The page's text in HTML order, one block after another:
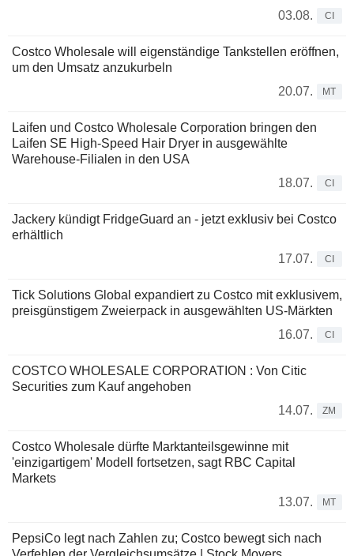
03.08.
CI
Costco Wholesale will eigenständige Tankstellen eröffnen,
um den Umsatz anzukurbeln
20.07.
MT
Laifen und Costco Wholesale Corporation bringen den
Laifen SE High-Speed Hair Dryer in ausgewählte
Warehouse-Filialen in den USA
18.07.
CI
Jackery kündigt FridgeGuard an - jetzt exklusiv bei Costco
erhältlich
17.07.
CI
Tick Solutions Global expandiert zu Costco mit exklusivem,
preisgünstigem Zweierpack in ausgewählten US-Märkten
16.07.
CI
COSTCO WHOLESALE CORPORATION : Von Citic
Securities zum Kauf angehoben
14.07.
ZM
Costco Wholesale dürfte Marktanteilsgewinne mit
'einzigartigem' Modell fortsetzen, sagt RBC Capital
Markets
13.07.
MT
PepsiCo legt nach Zahlen zu; Costco bewegt sich nach